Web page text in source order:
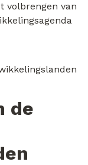
volbrengen van
de